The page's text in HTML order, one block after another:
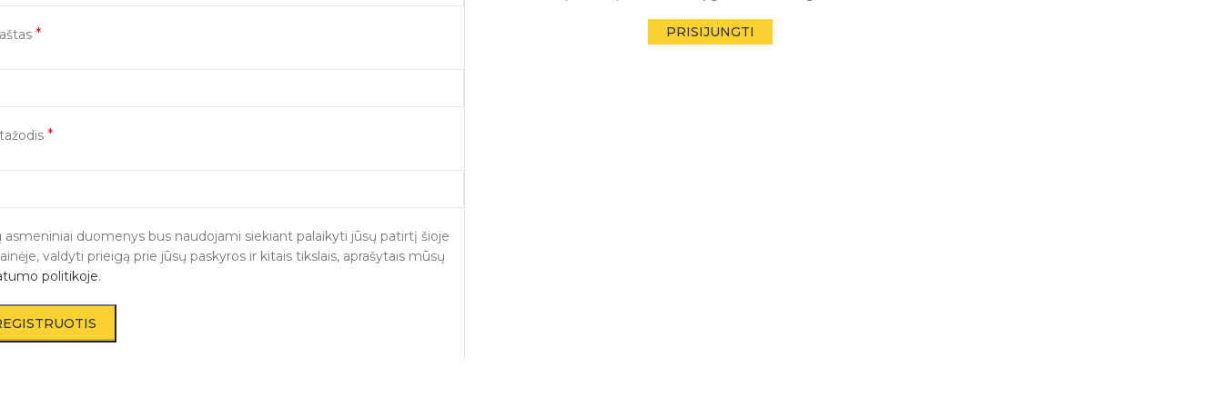
*
*
asmeniniai duomenys bus naudojami siekiant palaikyti jūsų patirtį šioje
valdyti prieigą prie jūsų paskyros ir kitais tikslais, aprašytais mūsų
politikoje.
PRISIJUNGTI